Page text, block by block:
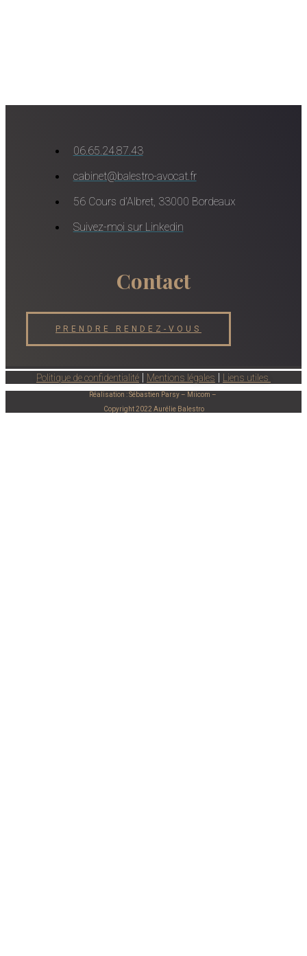
06.65.24.87.43
cabinet@balestro-avocat.fr
56 Cours d’Albret, 33000 Bordeaux
Suivez-moi sur Linkedin
Contact
PRENDRE RENDEZ-VOUS
Politique de confidentialité Mentions légales Liens utiles
Réalisation : Sébastien Parsy – Miicom –
Copyright 2022 Aurélie Balestro